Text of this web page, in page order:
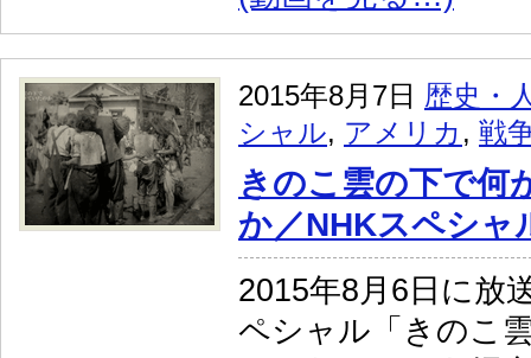
2015年8月7日 歴史・
シャル, アメリカ , 戦
きのこ雲の下で何
か／NHKスペシャ
2015年8月6日に放
ペシャル「きのこ